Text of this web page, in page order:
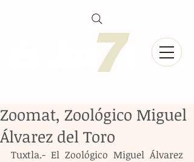
Zoomat, Zoológico Miguel
Álvarez del Toro
Tuxtla.- El Zoológico Miguel Álvarez